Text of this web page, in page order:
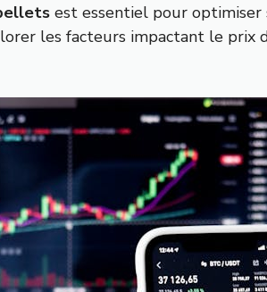
est essentiel pour
les facteurs impactant le